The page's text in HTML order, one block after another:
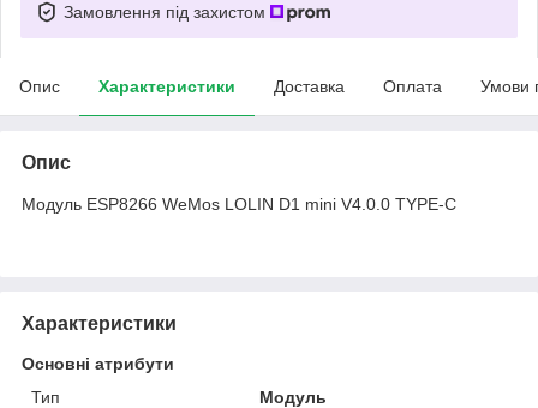
Замовлення під захистом
Опис Характеристики Доставка Оплата Умови
Опис
Модуль ESP8266 WeMos LOLIN D1 mini V4.0.0 TYPE-C
Характеристики
Основні атрибути
Тип
Модуль